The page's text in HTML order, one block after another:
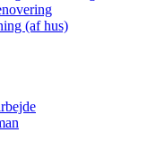
(af hus)